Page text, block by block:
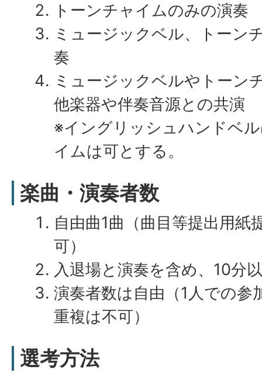
トーンチャイムのみの演奏
ミュージックベル、トーン
奏
ミュージックベルやトーン
他楽器や伴奏音源との共演
※イングリッシュハンドベ
イムは可とする。
楽曲・演奏者数
自由曲1曲（曲目等提出用紙
可）
入退場と演奏を含め、10分
演奏者数は自由（1人での参
重複は不可）
選考方法